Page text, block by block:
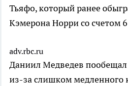
Тьяфо, который ранее
Кэмерона Норри со счетом
adv.rbc.ru
Даниил Медведев пообещал
из-за слишком медленного